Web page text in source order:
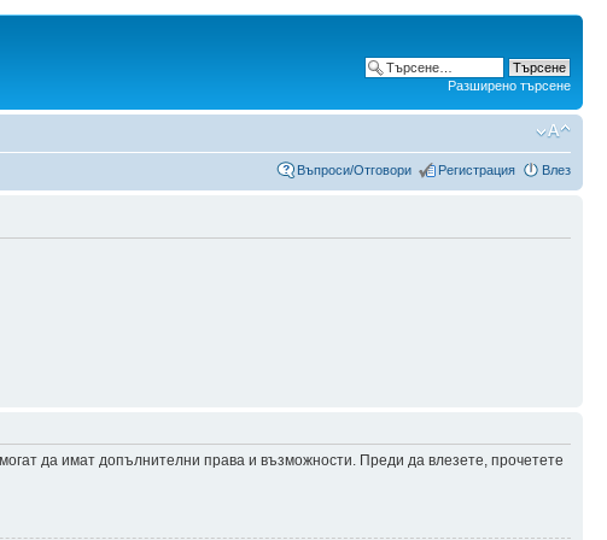
Разширено търсене
Въпроси/Отговори Регистрация Влез
да имат допълнителни права и възможности. Преди да влезете, прочетете